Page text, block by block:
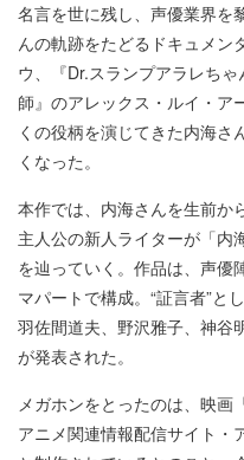
名言を世に残し、声優業界を
んの軌跡をたどるドキュメン
ウ、『Dr.スランプアラレち
師』のアレックス・ルイ・ア
くの役柄を演じてきた内海
くなった。
本作では、内海さんを生前か
主人公の新人ライターが「内
を辿っていく。作品は、声優
マパートで構成。“証言者”と
羽佐間道夫、野沢雅子、神谷
が発表された。
メガホンをとったのは、映画
アニメ関連情報配信サイト・